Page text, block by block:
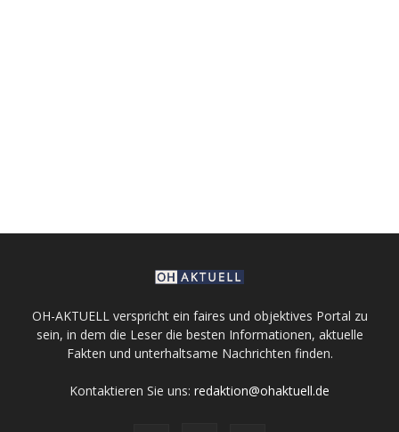
OH-AKTUELL verspricht ein faires und objektives Portal zu
sein, in dem die Leser die besten Informationen, aktuelle
Fakten und unterhaltsame Nachrichten finden.
Kontaktieren Sie uns: redaktion@ohaktuell.de